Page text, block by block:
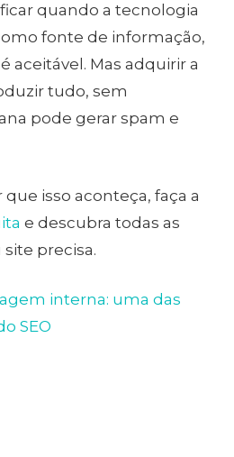
quando a tecnologia
fonte de informação,
aceitável. Mas adquirir a
tudo, sem
pode gerar spam e
isso aconteça, faça a
e descubra todas as
precisa.
interna: uma das
SEO